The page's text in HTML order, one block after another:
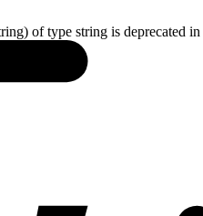
of type string is deprecated in